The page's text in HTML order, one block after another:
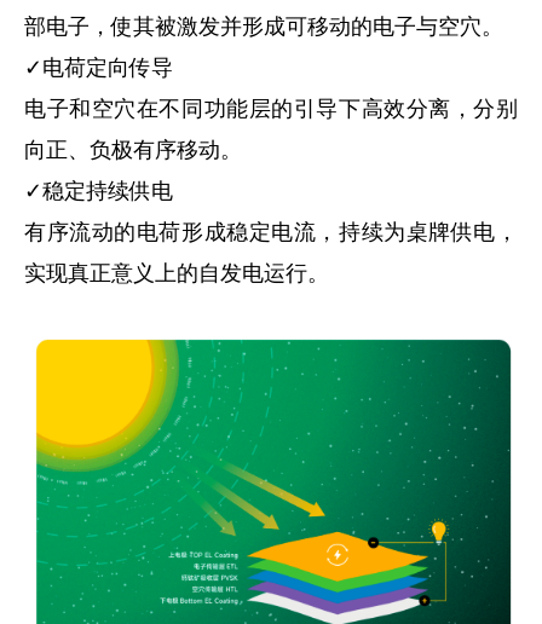
部电子，使其被激发并形成可移动的电子与空穴。
✓电荷定向传导
电子和空穴在不同功能层的引导下高效分离，分别
向正、负极有序移动。
✓稳定持续供电
有序流动的电荷形成稳定电流，持续为桌牌供电，
实现真正意义上的自发电运行。